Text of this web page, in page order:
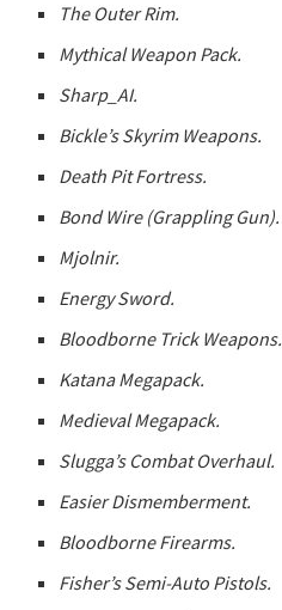
The Outer Rim.
Mythical Weapon Pack.
Sharp_AI.
Bickle’s Skyrim Weapons.
Death Pit Fortress.
Bond Wire (Grappling Gun).
Mjolnir.
Energy Sword.
Bloodborne Trick Weapons.
Katana Megapack.
Medieval Megapack.
Slugga’s Combat Overhaul.
Easier Dismemberment.
Bloodborne Firearms.
Fisher’s Semi-Auto Pistols.